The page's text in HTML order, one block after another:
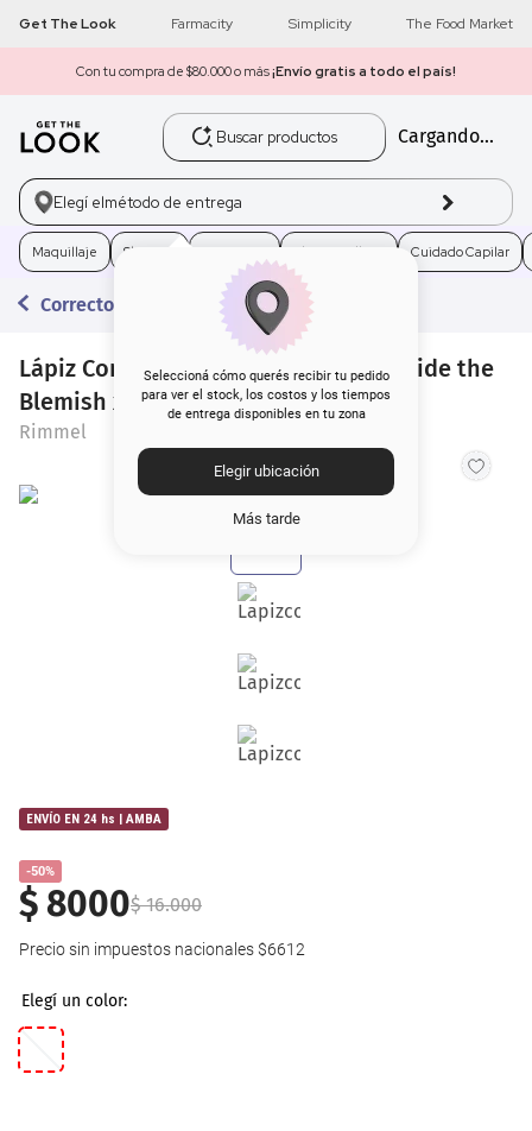
Get The Look Farmacity Simplicity The Food Market
Con tu compra de $80.000 o más¡Envío gratis a todo el país!
Buscar productos
Cargando...
Elegí elmétodo de entrega
Seleccioná cómo querés recibir tu pedido
para ver el stock, los costos y los tiempos
de entrega disponibles en tu zona
Elegir ubicación
Más tarde
Maquillaje Skincare Electro Belleza Cuidado Capilar
Correctores
Lápiz Corrector de Ojeras Cremoso Hide the
Blemish x 4,5 g
Rimmel
ENVÍO EN 24 hs | AMBA
-50%
$ 8000$ 16.000
Precio sin impuestos nacionales $6612
1 get the look
2 máscara pestañas
loreal
4. brochas
5 corrector
6. rubor